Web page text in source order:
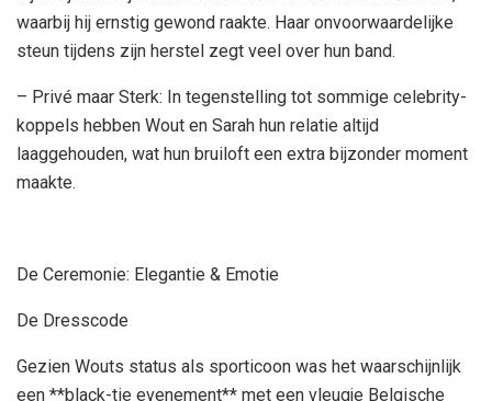
waarbij hij ernstig gewond raakte. Haar onvoorwaardelijke
steun tijdens zijn herstel zegt veel over hun band.
– Privé maar Sterk: In tegenstelling tot sommige celebrity-
koppels hebben Wout en Sarah hun relatie altijd
laaggehouden, wat hun bruiloft een extra bijzonder moment
maakte.
De Ceremonie: Elegantie & Emotie
De Dresscode
Gezien Wouts status als sporticoon was het waarschijnlijk
een **black-tie evenement** met een vleugje Belgische